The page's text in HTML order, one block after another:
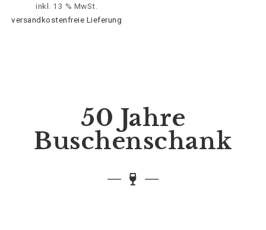
inkl. 13 % MwSt.
versandkostenfreie Lieferung
50 Jahre
Buschenschank